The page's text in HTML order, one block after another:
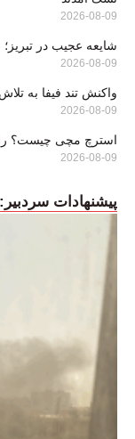
2026-08-09
شایعه عجیب در
2026-08-09
واکنش تند فیفا به
2026-08-09
استرچ مچی چیست؟
2026-08-09
پیشنهادات سردبیر: